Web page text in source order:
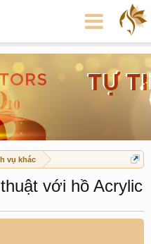
vụ khác
với hồ Acrylic